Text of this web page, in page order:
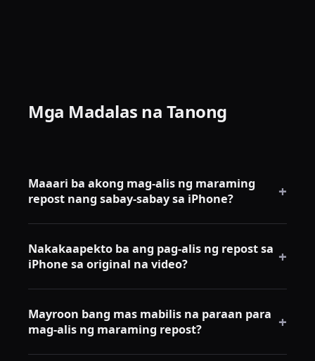
Mga Madalas na Tanong
Maaari ba akong mag-alis ng maraming
repost nang sabay-sabay sa iPhone?
+
sa iPhone app. Kailangan mong alisin ang bawat
repost nang isa-isa sa pamamagitan ng share menu.
Nakakaapekto ba ang pag-alis ng repost sa
iPhone sa original na video?
+
iyong profile. Ang original na video ay nananatili sa
account ng creator.
Mayroon bang mas mabilis na paraan para
mag-alis ng maraming repost?
+